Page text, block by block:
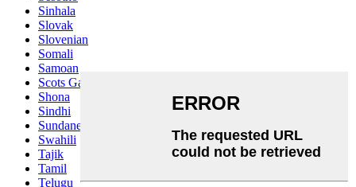
Sinhala
Slovak
Slovenian
Somali
Samoan
Scots Gaelic
Shona
Sindhi
Sundanese
Swahili
Tajik
Tamil
Telugu